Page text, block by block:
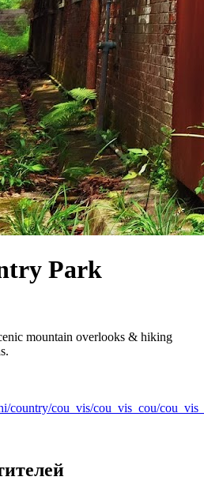
Park
mountain overlooks & hiking
country/cou_vis/cou_vis_cou/